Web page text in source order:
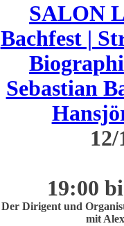
SALON
Bachfest |
Sebastian
12/
19:00
Der Dirigent und
mit